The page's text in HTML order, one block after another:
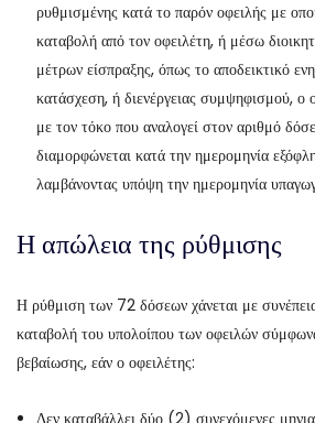
ρυθμισμένης κατά το παρόν οφειλής με
καταβολή από τον οφειλέτη, ή μέσω
μέτρων είσπραξης, όπως το αποδεικτικό
κατάσχεση, ή διενέργειας συμψηφισμού, ο
με τον τόκο που αναλογεί στον αριθμό
διαμορφώνεται κατά την ημερομηνία
λαμβάνοντας υπόψη την ημερομηνία
Η απώλεια της ρύθμισης
Η ρύθμιση των 72 δόσεων χάνεται με
καταβολή του υπολοίπου των οφειλών
βεβαίωσης, εάν ο οφειλέτης: